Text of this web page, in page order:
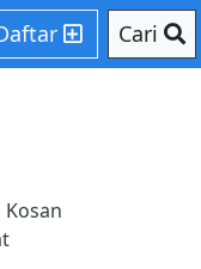
value of type null in
core/core.php
Cari
Kosan